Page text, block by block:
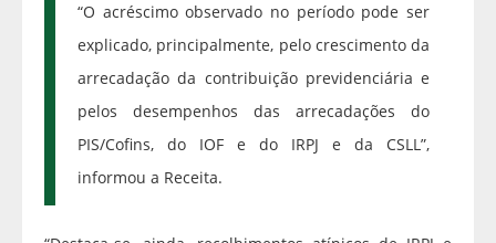
“O acréscimo observado no período pode ser
explicado, principalmente, pelo crescimento da
arrecadação da contribuição previdenciária e
pelos desempenhos das arrecadações do
PIS/Cofins, do IOF e do IRPJ e da CSLL”,
informou a Receita.